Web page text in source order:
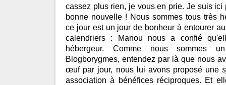
cassez plus rien, je vous en prie. Je suis ici
bonne nouvelle ! Nous sommes tous très
ce jour est un jour de bonheur à entourer
calendriers : Manou nous a confié
hébergeur. Comme nous sommes
Blogborygmes, entendez par là que nous
œuf par jour, nous lui avons proposé une
association à bénéfices réciproques. Et